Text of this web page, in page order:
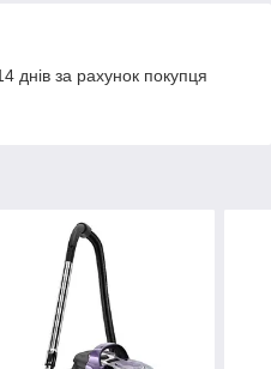
днів за рахунок покупця